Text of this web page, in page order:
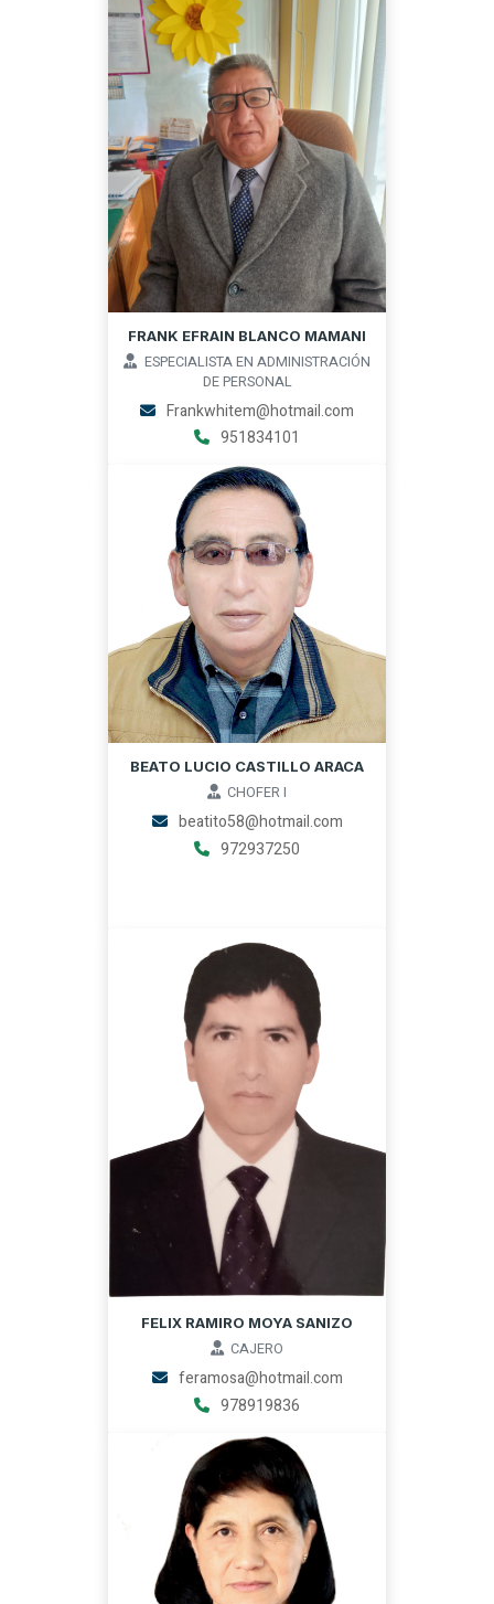
FRANK EFRAIN BLANCO MAMANI
ESPECIALISTA EN ADMINISTRACIÓN
DE PERSONAL
Frankwhitem@hotmail.com
951834101
BEATO LUCIO CASTILLO ARACA
CHOFER I
beatito58@hotmail.com
972937250
FELIX RAMIRO MOYA SANIZO
CAJERO
feramosa@hotmail.com
978919836